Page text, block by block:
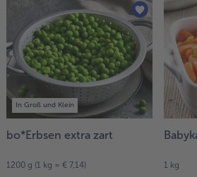
In Groß und Klein
bo*Erbsen extra zart
1200 g (1 kg = € 7,14) 1 kg